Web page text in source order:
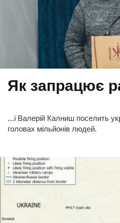
Як запрацює
…і Валерій Калниш поселить
головах мільйонів людей.